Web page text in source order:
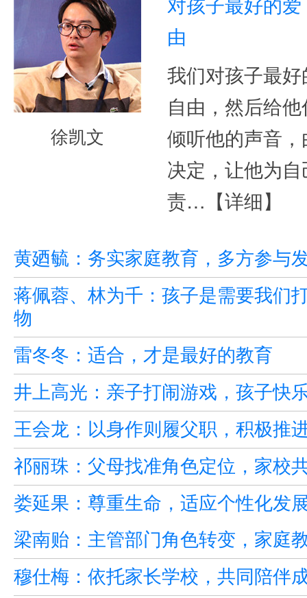
徐凯文
由
我们对孩子最
自由，然后给
倾听他的声音
决定，让他为
责… 【详细】
黄廼毓：务实家庭教育，多方参与
蒋佩蓉、林为千：孩子是需要我们
物
雷冬冬：适合，才是最好的教育
井上高光：亲子打闹游戏，孩子快
王会龙：以身作则履父职，积极推
祁丽珠：父母找准角色定位，家校
娄延果：尊重生命，适应个性化发
梁南贻：主管部门角色转变，家庭
穆仕梅：依托家长学校，共同陪伴